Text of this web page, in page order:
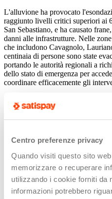
Centro preferenze privacy
Quando visiti questo sito
memorizzare o recuperare
utilizzando i cookie forniti da
informazioni potrebbero
L'alluvione ha provocato
raggiunto livelli critici superiori ai
San Sebastiano, e ha causato
danni alle infrastrutture. Nelle
che includono Cavagnolo,
centinaia di persone sono state
portando le autorità regionali a
dello stato di emergenza per
coordinare efficacemente gli
in evidenza la raccolta di
che vale tanto.
Alberto Dalmasso, CEO e co-
seguito dell'alluvione che ha
subito il nostro servizio
generosità nelle emergenze, e